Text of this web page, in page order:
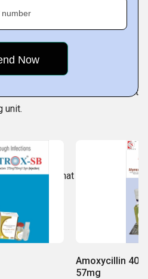
human health by rendering
products produced at
unit.
in the fact that two heads are
number
Amoxycillin
57mg